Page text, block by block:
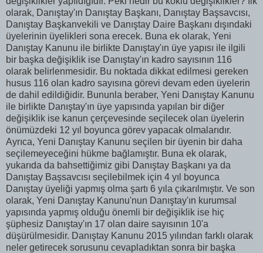
olarak, Danıştay'ın Danıştay Başkanı, Danıştay Başsavcısı,
Danıştay Başkanvekili ve Danıştay Daire Başkanı dışındaki
üyelerinin üyelikleri sona erecek. Buna ek olarak, Yeni
Danıştay Kanunu ile birlikte Danıştay'ın üye yapısı ile ilgili
bir başka değişiklik ise Danıştay'ın kadro sayısının 116
olarak belirlenmesidir. Bu noktada dikkat edilmesi gereken
husus 116 olan kadro sayısına görevi devam eden üyelerin
de dahil edildiğidir. Bununla beraber, Yeni Danıştay Kanunu
ile birlikte Danıştay'ın üye yapısında yapılan bir diğer
değişiklik ise kanun çerçevesinde seçilecek olan üyelerin
önümüzdeki 12 yıl boyunca görev yapacak olmalarıdır.
Ayrıca, Yeni Danıştay Kanunu seçilen bir üyenin bir daha
seçilemeyeceğini hükme bağlamıştır. Buna ek olarak,
yukarıda da bahsettiğimiz gibi Danıştay Başkanı ya da
Danıştay Başsavcısı seçilebilmek için 4 yıl boyunca
Danıştay üyeliği yapmış olma şartı 6 yıla çıkarılmıştır. Ve son
olarak, Yeni Danıştay Kanunu'nun Danıştay'ın kurumsal
yapısında yapmış olduğu önemli bir değişiklik ise hiç
şüphesiz Danıştay'ın 17 olan daire sayısının 10'a
düşürülmesidir. Danıştay Kanunu 2015 yılından farklı olarak
neler getirecek sorusunu cevapladıktan sonra bir başka